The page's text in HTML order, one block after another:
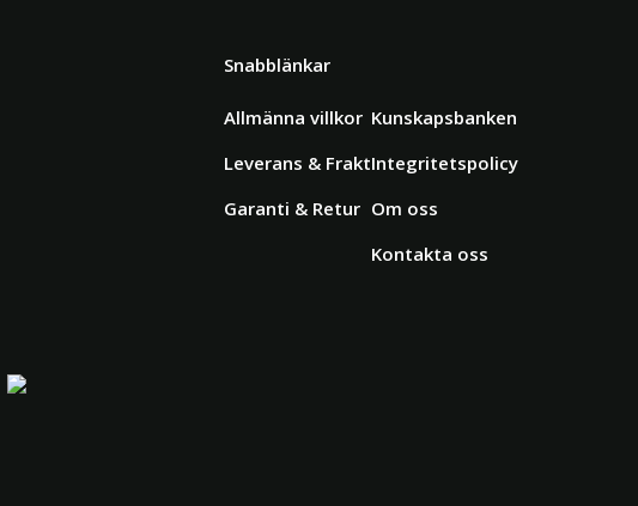
Snabblänkar
Allmänna villkor
Leverans & Frakt
Garanti & Retur
Kunskapsbanken
Integritetspolicy
Om oss
Kontakta oss